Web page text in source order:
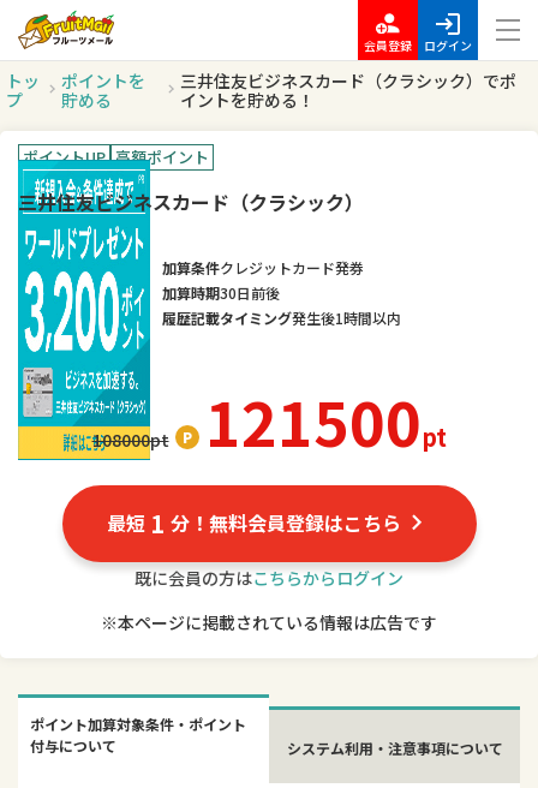
会員登録 ログイン
トッ
プ
ポイントを
貯める
三井住友ビジネスカード（クラシック）でポ
イントを貯める！
ポイントUP 高額ポイント
三井住友ビジネスカード（クラシック）
108000pt 121500pt
加算条件クレジットカード発券
加算時期30日前後
履歴記載タイミング発生後1時間以内
最短 1 分！無料会員登録はこちら
既に会員の方はこちらからログイン
※本ページに掲載されている情報は広告です
ポイント加算対象条件・ポイント
付与について
システム利用・注意事項について